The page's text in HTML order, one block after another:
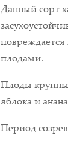
Данный сорт
плодами.
Плоды
яблока и
Период